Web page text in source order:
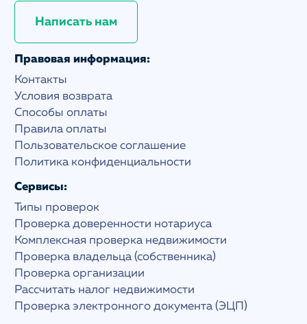
Написать нам
Правовая информация:
Контакты
Условия возврата
Способы оплаты
Правила оплаты
Пользовательское соглашение
Политика конфиденциальности
Сервисы:
Типы проверок
Проверка доверенности нотариуса
Комплексная проверка недвижимости
Проверка владельца (собственника)
Проверка организации
Рассчитать налог недвижимости
Проверка электронного документа (ЭЦП)